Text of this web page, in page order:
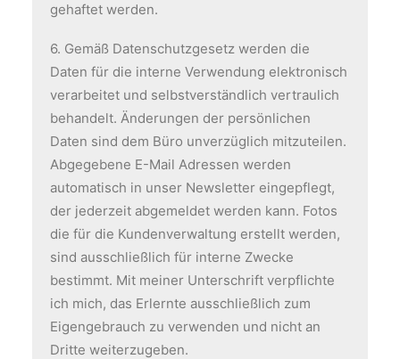
gehaftet werden.
6. Gemäß Datenschutzgesetz werden die
Daten für die interne Verwendung elektronisch
verarbeitet und selbstverständlich vertraulich
behandelt. Änderungen der persönlichen
Daten sind dem Büro unverzüglich mitzuteilen.
Abgegebene E-Mail Adressen werden
automatisch in unser Newsletter eingepflegt,
der jederzeit abgemeldet werden kann. Fotos
die für die Kundenverwaltung erstellt werden,
sind ausschließlich für interne Zwecke
bestimmt. Mit meiner Unterschrift verpflichte
ich mich, das Erlernte ausschließlich zum
Eigengebrauch zu verwenden und nicht an
Dritte weiterzugeben.